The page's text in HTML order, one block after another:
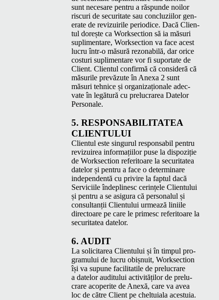
sunt nece­sare pen­tru a răspunde noilor
riscuri de secu­ri­tate sau con­cluzi­ilor gen­
er­ate de revizuir­ile peri­odice. Dacă Clien­
tul dorește ca Work­sec­tion să ia măsuri
supli­menta­re, Work­sec­tion va face acest
lucru într‑o măsură rezon­abilă, dar orice
cos­turi supli­menta­re vor fi supor­tate de
Client. Clien­tul con­fir­mă că con­sid­eră că
măsurile pre­văzute în Anexa 2 sunt
măsuri tehnice și orga­ni­za­ționale adec­
vate în legă­tură cu pre­lu­crarea Datelor
Personale.
5. RESPON­S­ABIL­I­TATEA
CLIENTULUI
Clien­tul este sin­gu­rul respon­s­abil pen­tru
revizuirea infor­mați­ilor puse la dis­poz­iție
de Work­sec­tion refer­i­toare la secu­ri­tatea
datelor și pen­tru a face o deter­minare
inde­pen­den­tă cu privire la fap­tul dacă
Ser­vici­ile îndeplinesc cer­ințele Clien­tu­lui
și pen­tru a se asigu­ra că per­son­alul și
con­sul­tanții Clien­tu­lui urmează lini­ile
direc­toare pe care le primesc refer­i­toare la
secu­ri­tatea datelor.
6. AUDIT
La solic­itarea Clien­tu­lui și în tim­pul pro­
gra­mu­lui de lucru obiș­nu­it, Work­sec­tion
își va supune facil­i­tatile de pre­lu­crare
a datelor audi­t­u­lui activ­ităților de pre­lu­
crare acoperite de Anexă, care va avea
loc de către Client pe chel­tu­iala acestuia.